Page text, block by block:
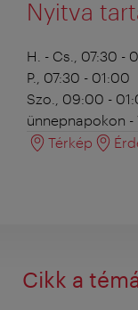
Nyitva
H. - Cs., 07:30 -
P., 07:30 - 01:00
Szo., 09:00 -
ünnepnapokon
Térkép
Cikk a